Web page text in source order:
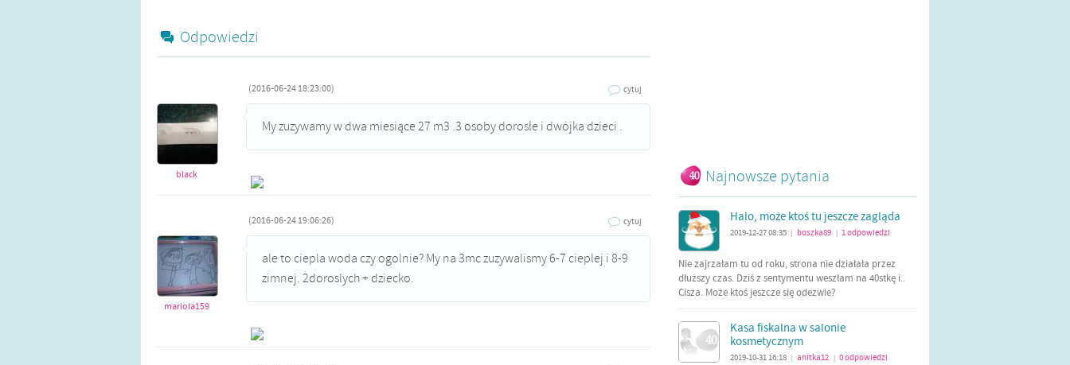
Odpowiedzi
(2016-06-24 18:23:00) cytuj
black
My zuzywamy w dwa miesiące 27 m3 .3 osoby dorosłe i dwójka dzieci .
(2016-06-24 19:06:26) cytuj
mariola159
ale to ciepla woda czy ogolnie? My na 3mc zuzywalismy 6-7 cieplej i 8-9
zimnej. 2doroslych + dziecko.
Najnowsze pytania
Halo, może ktoś tu jeszcze zagląda
2019-12-27 08:35 boszka89 1odpowiedzi
Nie zajrzałam tu od roku, strona nie działała przez
dłuższy czas. Dziś z sentymentu weszłam na 40stkę i..
Cisza. Może ktoś jeszcze się odezwie?
Kasa fiskalna w salonie
kosmetycznym
2019-10-31 16:18 anitka12 0odpowiedzi